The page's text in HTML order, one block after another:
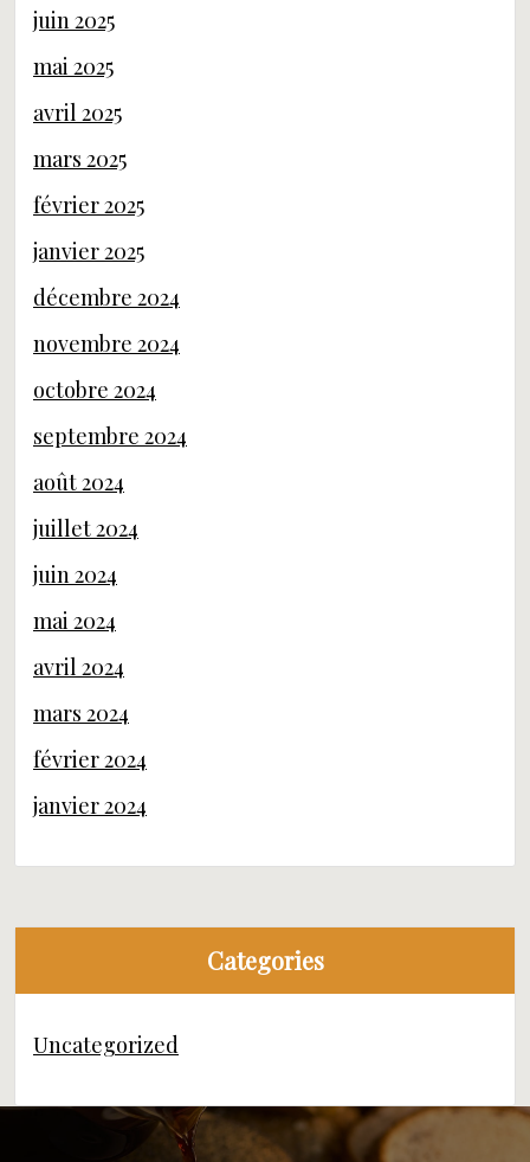
juin 2025
mai 2025
avril 2025
mars 2025
février 2025
janvier 2025
décembre 2024
novembre 2024
octobre 2024
septembre 2024
août 2024
juillet 2024
juin 2024
mai 2024
avril 2024
mars 2024
février 2024
janvier 2024
Categories
Uncategorized